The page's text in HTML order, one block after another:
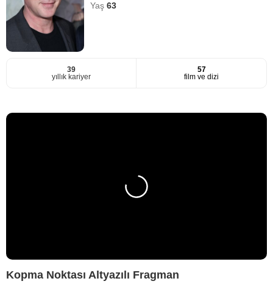
Yaş63
39
yıllık kariyer
57
film ve dizi
Kopma Noktası Altyazılı Fragman